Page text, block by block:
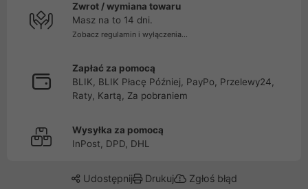
Zwrot / wymiana towaru
Masz na to 14 dni.
Zobacz regulamin i wyłączenia...
Zapłać za pomocą
BLIK, BLIK Płacę Później, PayPo, Przelewy24,
Raty, Kartą, Za pobraniem
Wysyłka za pomocą
InPost, DPD, DHL
Udostępnij Drukuj Zgłoś błąd